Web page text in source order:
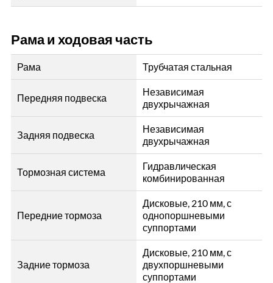
Рама и ходовая часть
Рама Трубчатая стальная
Передняя подвеска
Независимая
двухрычажная
Задняя подвеска
Независимая
двухрычажная
Тормозная система
Гидравлическая
комбинированная
Передние тормоза
Дисковые, 210 мм, с
однопоршневыми
суппортами
Задние тормоза
Дисковые, 210 мм, с
двухпоршневыми
суппортами